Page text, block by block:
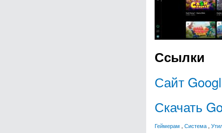
Ссылки
Сайт
Скачать
Геймерам , Система ,